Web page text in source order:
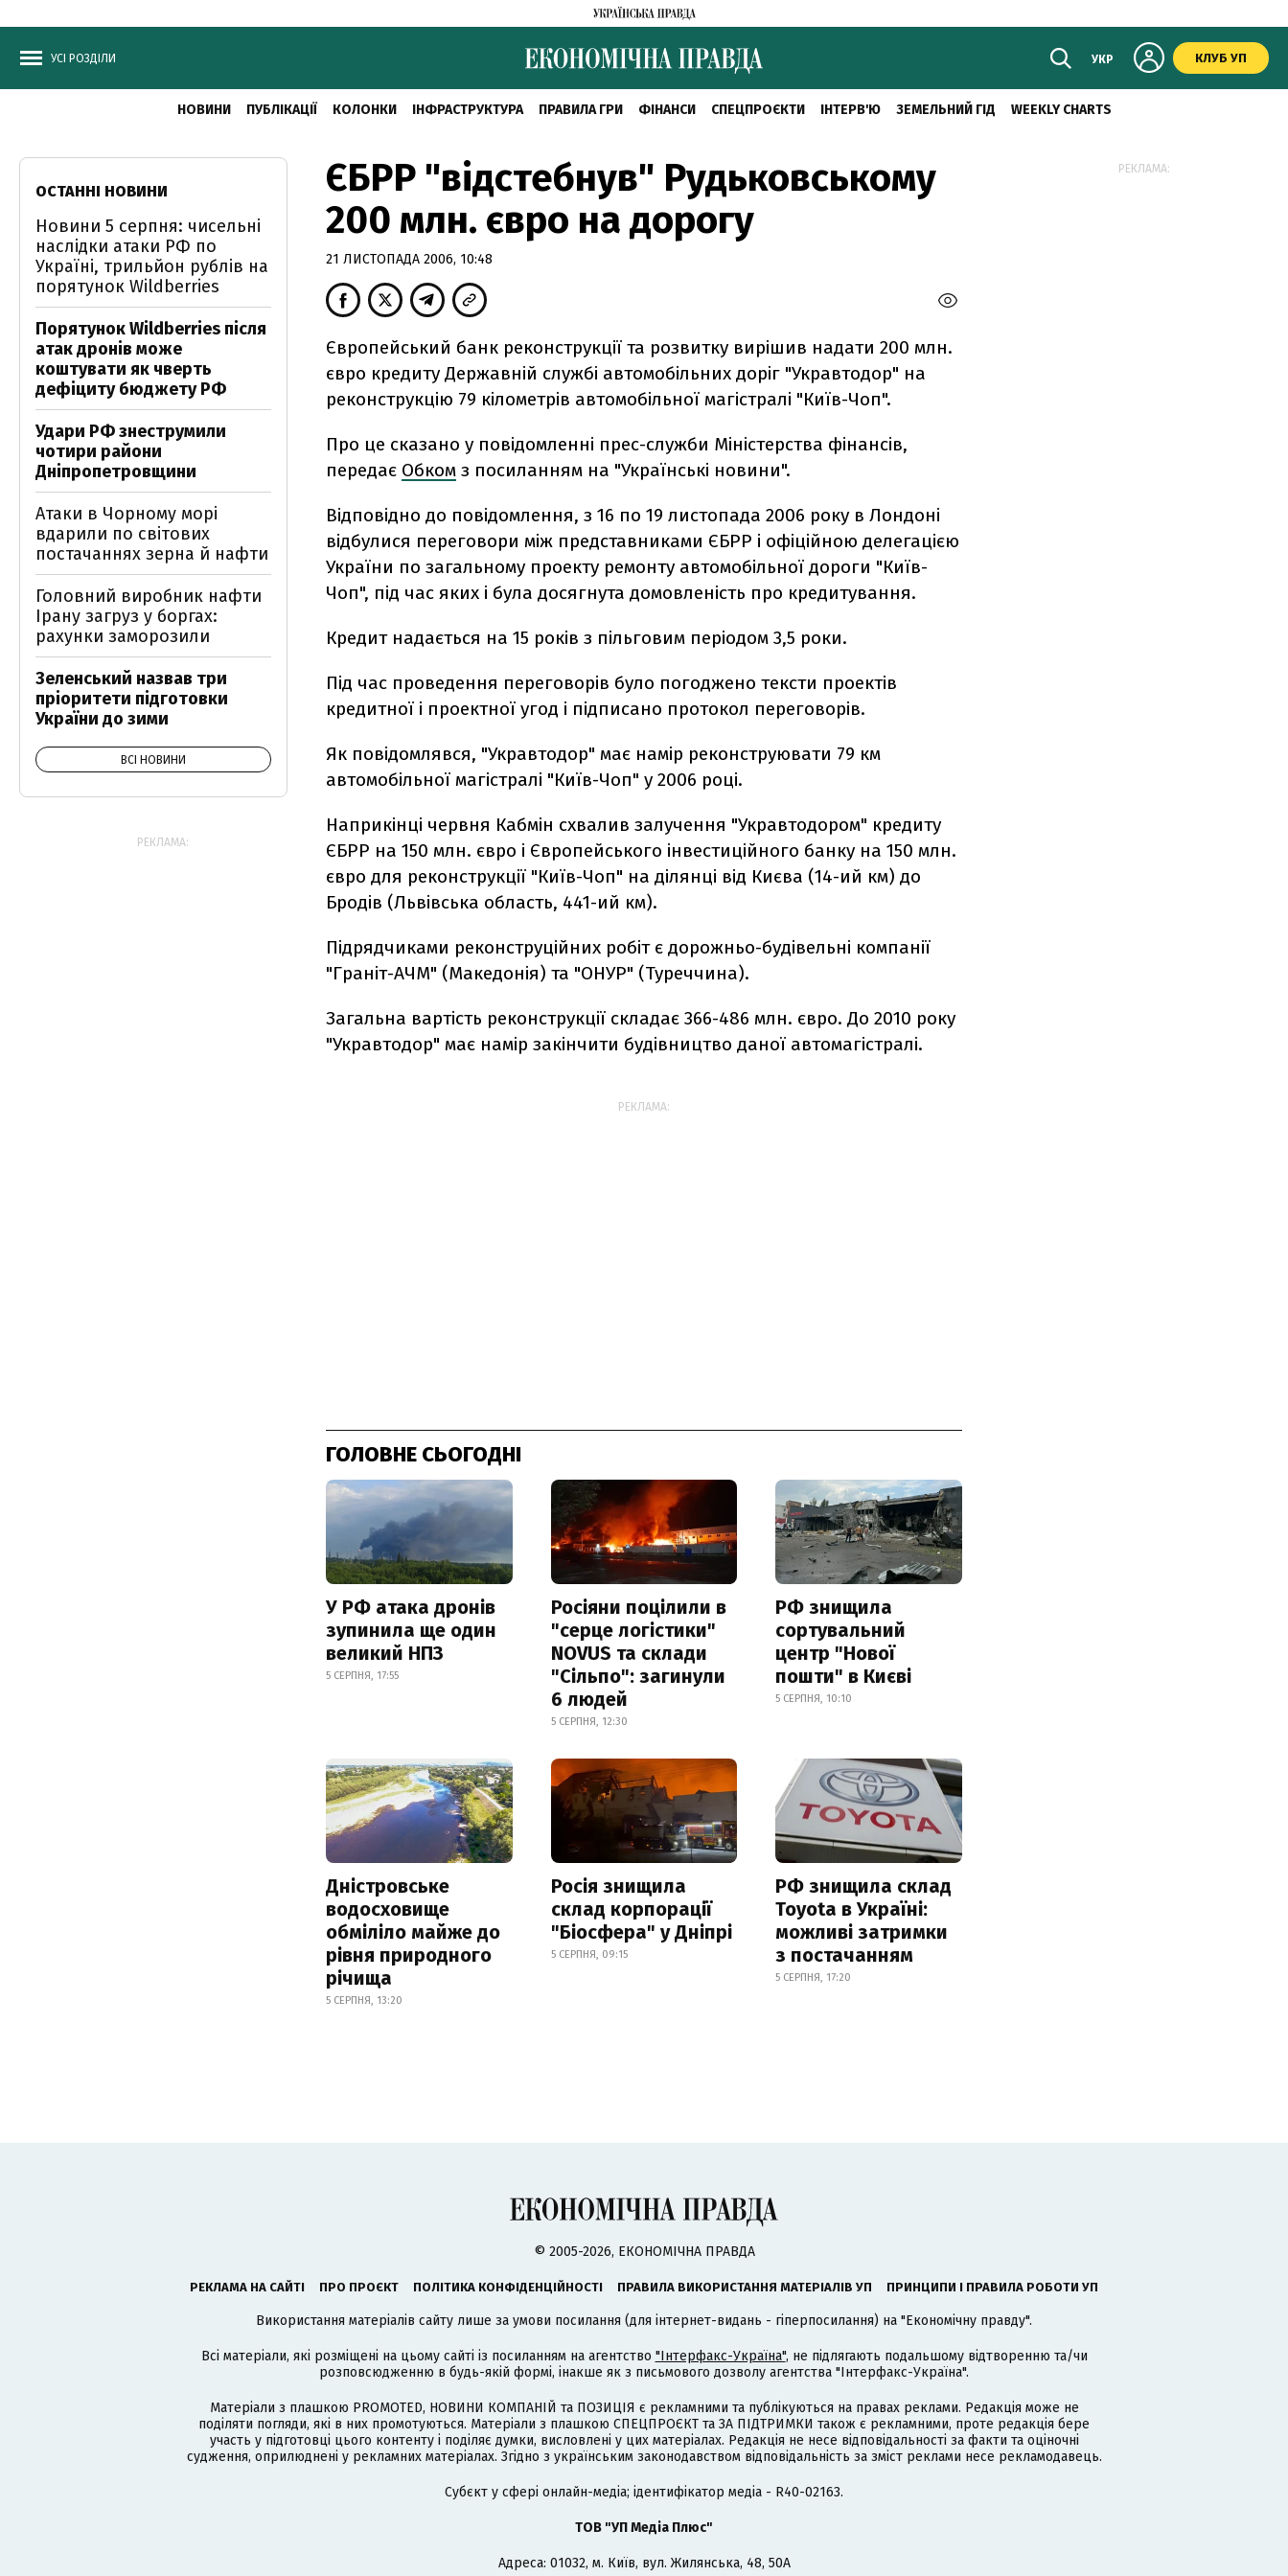
УСІ РОЗДІЛИ УКР КЛУБ УП
НОВИНИ ПУБЛІКАЦІЇ КОЛОНКИ ІНФРАСТРУКТУРА ПРАВИЛА ГРИ ФІНАНСИ СПЕЦПРОЄКТИ ІНТЕРВ'Ю ЗЕМЕЛЬНИЙ ГІД WEEKLY CHARTS
ЄБРР "відстебнув" Рудьковському
200 млн. євро на дорогу
21 ЛИСТОПАДА 2006, 10:48
Європейський банк реконструкції та розвитку вирішив надати 200 млн.
євро кредиту Державній службі автомобільних доріг "Укравтодор" на
реконструкцію 79 кілометрів автомобільної магістралі "Київ-Чоп".
Про це сказано у повідомленні прес-служби Міністерства фінансів,
передає Обком з посиланням на "Українські новини".
Відповідно до повідомлення, з 16 по 19 листопада 2006 року в Лондоні
відбулися переговори між представниками ЄБРР і офіційною делегацією
України по загальному проекту ремонту автомобільної дороги "Київ-
Чоп", під час яких і була досягнута домовленість про кредитування.
Кредит надається на 15 років з пільговим періодом 3,5 роки.
Під час проведення переговорів було погоджено тексти проектів
кредитної і проектної угод і підписано протокол переговорів.
Як повідомлявся, "Укравтодор" має намір реконструювати 79 км
автомобільної магістралі "Київ-Чоп" у 2006 році.
Наприкінці червня Кабмін схвалив залучення "Укравтодором" кредиту
ЄБРР на 150 млн. євро і Європейського інвестиційного банку на 150 млн.
євро для реконструкції "Київ-Чоп" на ділянці від Києва (14-ий км) до
Бродів (Львівська область, 441-ий км).
Підрядчиками реконструційних робіт є дорожньо-будівельні компанії
"Граніт-АЧМ" (Македонія) та "ОНУР" (Туреччина).
Загальна вартість реконструкції складає 366-486 млн. євро. До 2010 року
"Укравтодор" має намір закінчити будівництво даної автомагістралі.
РЕКЛАМА:
ГОЛОВНЕ СЬОГОДНІ
У РФ атака дронів
зупинила ще один
великий НПЗ
5 СЕРПНЯ, 17:55
Росіяни поцілили в
"серце логістики"
NOVUS та склади
"Сільпо": загинули
6 людей
5 СЕРПНЯ, 12:30
РФ знищила
сортувальний
центр "Нової
пошти" в Києві
5 СЕРПНЯ, 10:10
Дністровське
водосховище
обміліло майже до
рівня природного
річища
5 СЕРПНЯ, 13:20
Росія знищила
склад корпорації
"Біосфера" у Дніпрі
5 СЕРПНЯ, 09:15
РФ знищила склад
Toyota в Україні:
можливі затримки
з постачанням
5 СЕРПНЯ, 17:20
ОСТАННІ НОВИНИ
Новини 5 серпня: чисельні
наслідки атаки РФ по
Україні, трильйон рублів на
порятунок Wildberries
Порятунок Wildberries після
атак дронів може
коштувати як чверть
дефіциту бюджету РФ
Удари РФ знеструмили
чотири райони
Дніпропетровщини
Атаки в Чорному морі
вдарили по світових
постачаннях зерна й нафти
Головний виробник нафти
Ірану загруз у боргах:
рахунки заморозили
Зеленський назвав три
пріоритети підготовки
України до зими
ВСІ НОВИНИ
РЕКЛАМА:
РЕКЛАМА:
© 2005-2026, ЕКОНОМІЧНА ПРАВДА
РЕКЛАМА НА САЙТІ ПРО ПРОЄКТ ПОЛІТИКА КОНФІДЕНЦІЙНОСТІ ПРАВИЛА ВИКОРИСТАННЯ МАТЕРІАЛІВ УП ПРИНЦИПИ І ПРАВИЛА РОБОТИ УП
Використання матеріалів сайту лише за умови посилання (для інтернет-видань - гіперпосилання) на "Економічну правду".
Всі матеріали, які розміщені на цьому сайті із посиланням на агентство "Інтерфакс-Україна", не підлягають подальшому відтворенню та/чи
розповсюдженню в будь-якій формі, інакше як з письмового дозволу агентства "Інтерфакс-Україна".
Матеріали з плашкою PROMOTED, НОВИНИ КОМПАНІЙ та ПОЗИЦІЯ є рекламними та публікуються на правах реклами. Редакція може не
поділяти погляди, які в них промотуються. Матеріали з плашкою СПЕЦПРОЄКТ та ЗА ПІДТРИМКИ також є рекламними, проте редакція бере
участь у підготовці цього контенту і поділяє думки, висловлені у цих матеріалах. Редакція не несе відповідальності за факти та оціночні
судження, оприлюднені у рекламних матеріалах. Згідно з українським законодавством відповідальність за зміст реклами несе рекламодавець.
Cубєкт у сфері онлайн-медіа; ідентифікатор медіа - R40-02163.
ТОВ "УП Медіа Плюс"
Адреса: 01032, м. Київ, вул. Жилянська, 48, 50А